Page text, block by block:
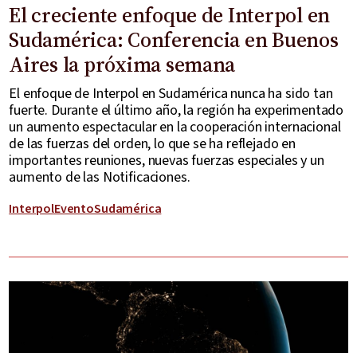
El creciente enfoque de Interpol en
Sudamérica: Conferencia en Buenos
Aires la próxima semana
El enfoque de Interpol en Sudamérica nunca ha sido tan
fuerte. Durante el último año, la región ha experimentado
un aumento espectacular en la cooperación internacional
de las fuerzas del orden, lo que se ha reflejado en
importantes reuniones, nuevas fuerzas especiales y un
aumento de las Notificaciones.
InterpolEventoSudamérica